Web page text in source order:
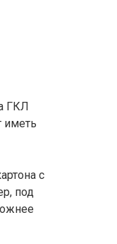
ГКЛ
иметь
с
под